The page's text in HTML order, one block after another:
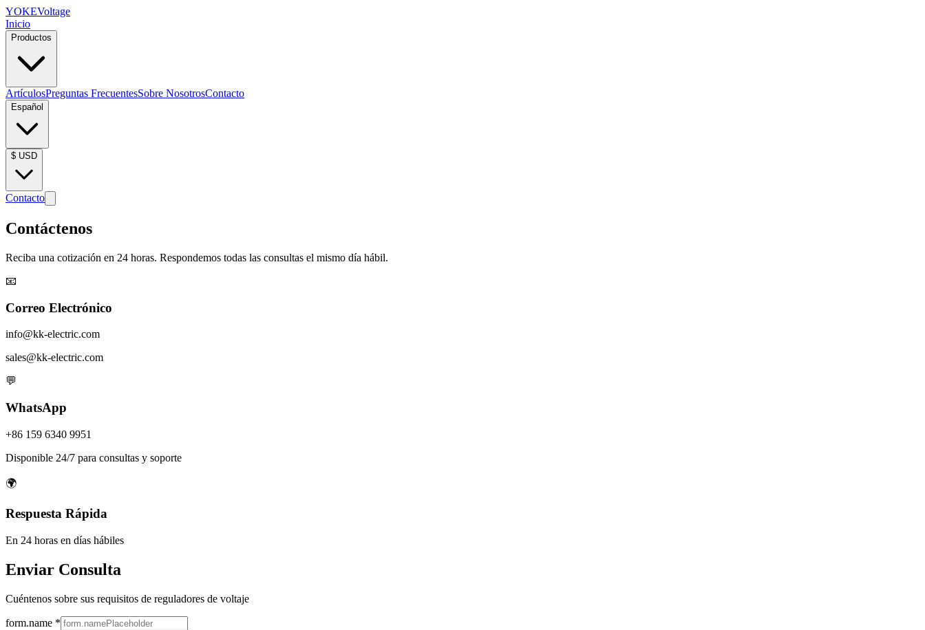
YOKEVoltage
Inicio
Productos
ArtículosPreguntas FrecuentesSobre NosotrosContacto
Español
$ USD
Contacto
Contáctenos
Reciba una cotización en 24 horas. Respondemos todas las consultas el mismo día hábil.
📧
Correo Electrónico
info@kk-electric.com
sales@kk-electric.com
💬
WhatsApp
+86 159 6340 9951
Disponible 24/7 para consultas y soporte
🌍
Respuesta Rápida
En 24 horas en días hábiles
Enviar Consulta
Cuéntenos sobre sus requisitos de reguladores de voltaje
form.name *